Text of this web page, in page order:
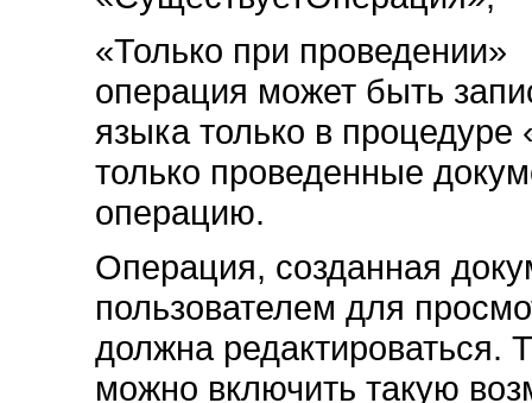
«Только при
операция может быть
языка только в
только проведенные
операцию.
Операция, созданная
пользователем для
должна редактироваться.
можно включить такую